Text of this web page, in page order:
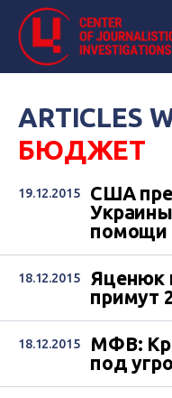
ARTICLES
БЮДЖЕТ
19.12.2015
США
помощи
18.12.2015
Яценюк
примут
18.12.2015
МФВ:
под